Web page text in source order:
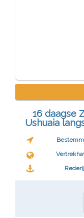
Schip
Budget p.p.
€0 - €299
€300 - €599
€600 - €999
€1000 - €1999
16 daagse
Ushuaia
Rederij